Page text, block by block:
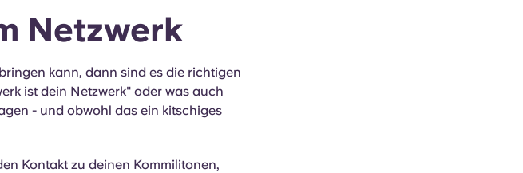
Netzwerk
kann, dann sind es die richtigen
ist dein Netzwerk" oder was auch
- und obwohl das ein kitschiges
Kontakt zu deinen Kommilitonen,